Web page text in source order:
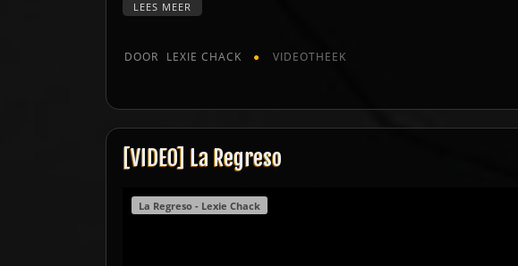
LEES MEER
DOOR LEXIE CHACK VIDEOTHEEK
[VIDEO] La Regreso
La Regreso - Lexie Chack